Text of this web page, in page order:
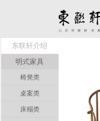
东联轩介绍
明式家具
椅凳类
桌案类
床榻类